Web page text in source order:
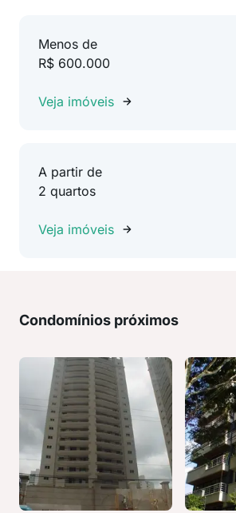
Menos de
R$ 600.000
Veja imóveis
A partir de
2 quartos
Veja imóveis
Condomínios próximos